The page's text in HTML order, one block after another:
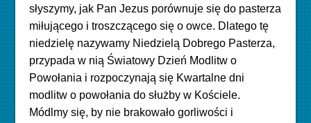
słyszymy, jak Pan Jezus porównuje się do pasterza
miłującego i troszczącego się o owce. Dlatego tę
niedzielę nazywamy Niedzielą Dobrego Pasterza,
przypada w nią Światowy Dzień Modlitw o
Powołania i rozpoczynają się Kwartalne dni
modlitw o powołania do służby w Kościele.
Módlmy się, by nie brakowało gorliwości i